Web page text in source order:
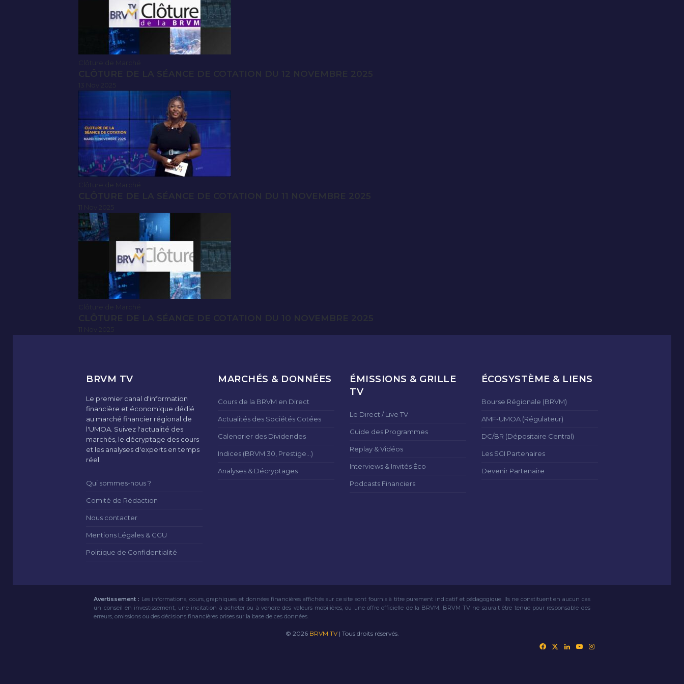
CLÔTURE DE LA SÉANCE DE COTATION DU 12 NOVEMBRE 2025
CLÔTURE DE LA SÉANCE DE COTATION DU 11 NOVEMBRE 2025
CLÔTURE DE LA SÉANCE DE COTATION DU 10 NOVEMBRE 2025
BRVM TV
Le premier canal d'information
financière et économique dédié
au marché financier régional de
l'UMOA. Suivez l'actualité des
marchés, le décryptage des cours
et les analyses d'experts en temps
réel.
Qui sommes-nous ?
Comité de Rédaction
Nous contacter
Mentions Légales & CGU
Politique de Confidentialité
MARCHÉS & DONNÉES
Cours de la BRVM en Direct
Actualités des Sociétés Cotées
Calendrier des Dividendes
Indices (BRVM 30, Prestige...)
Analyses & Décryptages
ÉMISSIONS & GRILLE
TV
Le Direct / Live TV
Guide des Programmes
Replay & Vidéos
Interviews & Invités Éco
Podcasts Financiers
ÉCOSYSTÈME & LIENS
Bourse Régionale (BRVM)
AMF-UMOA (Régulateur)
DC/BR (Dépositaire Central)
Les SGI Partenaires
Devenir Partenaire
Avertissement : Les informations, cours, graphiques et données financières affichés sur ce site sont fournis à titre purement indicatif et pédagogique. Ils ne constituent en aucun cas
un conseil en investissement, une incitation à acheter ou à vendre des valeurs mobilières, ou une offre officielle de la BRVM. BRVM TV ne saurait être tenue pour responsable des
erreurs, omissions ou des décisions financières prises sur la base de ces données.
© 2026 BRVM TV| Tous droits réservés.
FacebookLinkedinYouTube